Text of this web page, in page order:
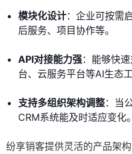
模块化设计：企业可按需
后服务、项目协作等。
API对接能力强：能够快
台、云服务平台等AI生态工
支持多组织架构调整：当
CRM系统能及时适应变化。
纷享销客提供灵活的产品架